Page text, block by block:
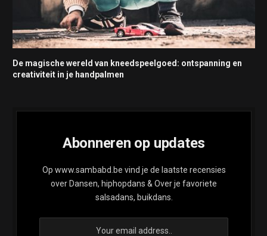
De magische wereld van kneedspeelgoed: ontspanning en
creativiteit in je handpalmen
Abonneren op updates
Op www.sambabd.be vind je de laatste recensies
over Dansen, hiphopdans & Over je favoriete
salsadans, buikdans.